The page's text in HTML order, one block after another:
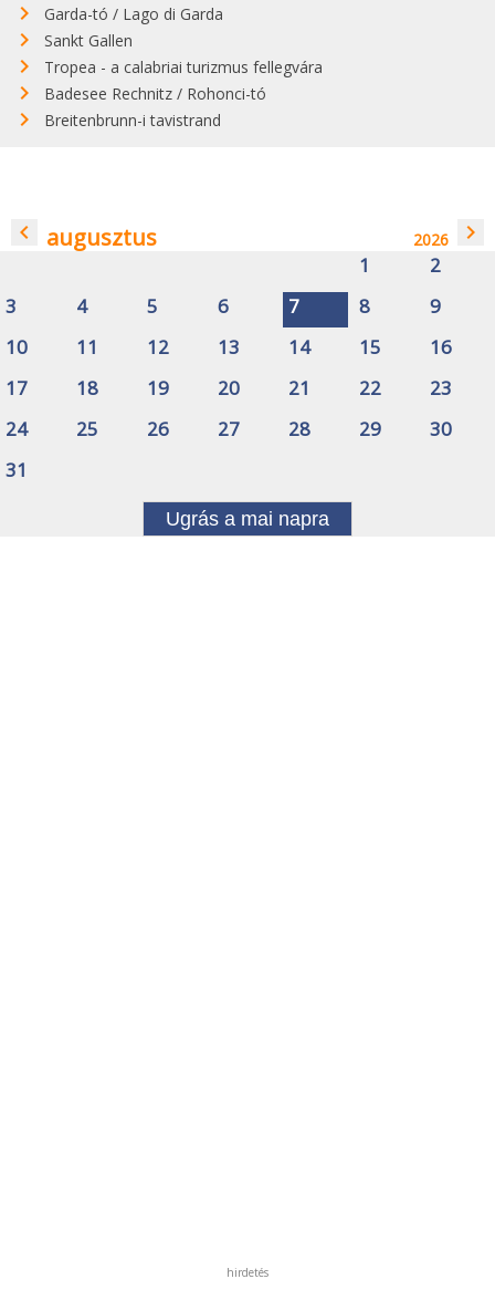
Garda-tó / Lago di Garda
Sankt Gallen
Tropea - a calabriai turizmus fellegvára
Badesee Rechnitz / Rohonci-tó
Breitenbrunn-i tavistrand
navigate_before augusztus 2026 navigate_next
1
2
3
4 5 6 7 8
9
10
11 12 13 14 15
16
17
18 19 20 21 22
23
24
25 26 27 28 29
30
31
Ugrás a mai napra
hirdetés